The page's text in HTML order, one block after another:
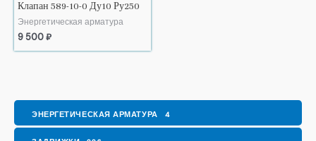
ЭНЕРГЕТИЧЕСКАЯ АРМАТУРА 4
Клапан 589-10-0 Ду10 Ру250
Энергетическая арматура
9 500₽